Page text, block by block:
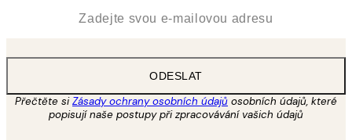
ODESLAT
Přečtěte siZásady ochrany osobních údajů osobních údajů, které
popisují naše postupy při zpracovávání vašich údajů